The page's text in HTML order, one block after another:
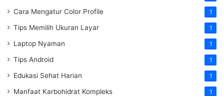
Cara Mengatur Color Profile 1
Tips Memilih Ukuran Layar 1
Laptop Nyaman 1
Tips Android 1
Edukasi Sehat Harian 1
Manfaat Karbohidrat Kompleks 1